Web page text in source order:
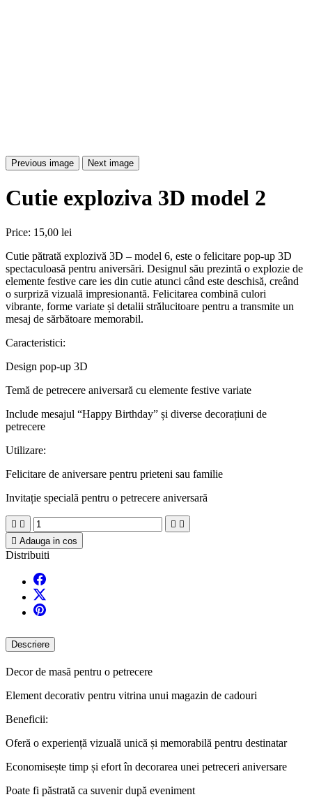
Previous image Next image
Cutie exploziva 3D model 2
Price: 15,00 lei
Cutie pătrată explozivă 3D – model 6, este o felicitare pop-up 3D
spectaculoasă pentru aniversări. Designul său prezintă o explozie de
elemente festive care ies din cutie atunci când este deschisă, creând
o surpriză vizuală impresionantă. Felicitarea combină culori
vibrante, forme variate și detalii strălucitoare pentru a transmite un
mesaj de sărbătoare memorabil.
Caracteristici:
Design pop-up 3D
Temă de petrecere aniversară cu elemente festive variate
Include mesajul “Happy Birthday” și diverse decorațiuni de
petrecere
Utilizare:
Felicitare de aniversare pentru prieteni sau familie
Invitație specială pentru o petrecere aniversară
   
 Adauga in cos
Distribuiti
Descriere
Decor de masă pentru o petrecere
Element decorativ pentru vitrina unui magazin de cadouri
Beneficii:
Oferă o experiență vizuală unică și memorabilă pentru destinatar
Economisește timp și efort în decorarea unei petreceri aniversare
Poate fi păstrată ca suvenir după eveniment